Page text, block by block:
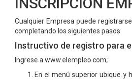
Cualquier Empresa puede
completando los siguientes pasos:
Instructivo de registro para
Ingrese a www.elempleo.com;
En el menú superior ubique y